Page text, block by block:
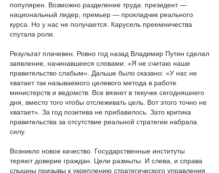
популярен. Возможно разделение труда: президент —
национальный лидер, премьер — прокладчик реального
курса. Но у нас не получается. Карусель преемничества
спутала роли.
Результат плачевен. Ровно год назад Владимир Путин сделал
заявление, начинавшееся словами: «Я не считаю наше
правительство слабым». Дальше было сказано: «У нас не
хватает так называемого целевого метода в работе
министерств и ведомств. Все вязнет в текучке сегодняшнего
дня, вместо того чтобы отслеживать цель. Вот этого точно не
хватает». За год позитива не прибавилось. Зато критика
правительства за отсутствие реальной стратегии набрала
силу.
Возникло новое качество. Государственные институты
теряют доверие граждан. Цели размыты. И слева, и справа
слышны призывы к укреплению стратегического управления.